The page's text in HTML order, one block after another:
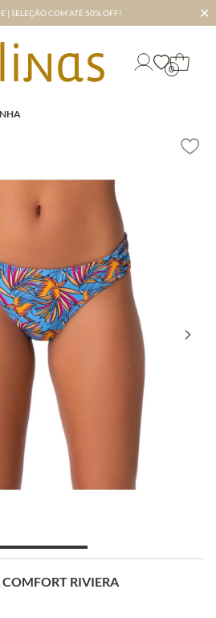
| SELEÇÃO COM ATÉ 50% OFF! ✕
0
RIVIERA